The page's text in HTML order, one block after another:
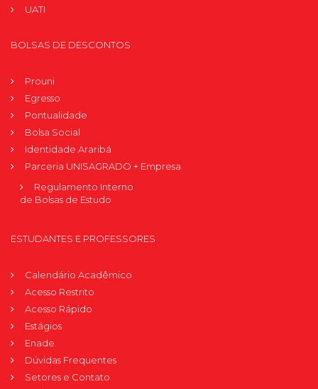
UATI
BOLSAS DE DESCONTOS
Prouni
Egresso
Pontualidade
Bolsa Social
Identidade Araribá
Parceria UNISAGRADO + Empresa
Regulamento Interno
de Bolsas de Estudo
ESTUDANTES E PROFESSORES
Calendário Acadêmico
Acesso Restrito
Acesso Rápido
Estágios
Enade
Dúvidas Frequentes
Setores e Contato